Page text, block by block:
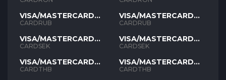
VISA/MASTERCARD
RUB
CARDRUB
VISA/MASTERCARD
SEK
CARDSEK
VISA/MASTERCARD
THB
CARDTHB
VISA/MASTERCARD
RUB
CARDRUB
VISA/MASTERCARD
SEK
CARDSEK
VISA/MASTERCARD
THB
CARDTHB